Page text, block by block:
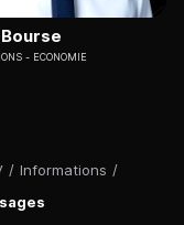
/ Informations /
ECONOMIE